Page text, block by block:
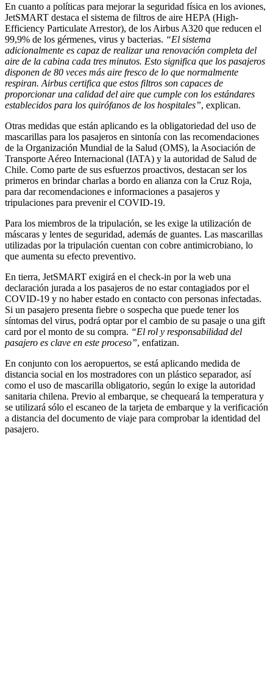
En cuanto a políticas para mejorar la seguridad física en los aviones,
JetSMART destaca el sistema de filtros de aire HEPA (High-
Efficiency Particulate Arrestor), de los Airbus A320 que reducen el
99,9% de los gérmenes, virus y bacterias. “El sistema
adicionalmente es capaz de realizar una renovación completa del
aire de la cabina cada tres minutos. Esto significa que los pasajeros
disponen de 80 veces más aire fresco de lo que normalmente
respiran. Airbus certifica que estos filtros son capaces de
proporcionar una calidad del aire que cumple con los estándares
establecidos para los quirófanos de los hospitales”, explican.
Otras medidas que están aplicando es la obligatoriedad del uso de
mascarillas para los pasajeros en sintonía con las recomendaciones
de la Organización Mundial de la Salud (OMS), la Asociación de
Transporte Aéreo Internacional (IATA) y la autoridad de Salud de
Chile. Como parte de sus esfuerzos proactivos, destacan ser los
primeros en brindar charlas a bordo en alianza con la Cruz Roja,
para dar recomendaciones e informaciones a pasajeros y
tripulaciones para prevenir el COVID-19.
Para los miembros de la tripulación, se les exige la utilización de
máscaras y lentes de seguridad, además de guantes. Las mascarillas
utilizadas por la tripulación cuentan con cobre antimicrobiano, lo
que aumenta su efecto preventivo.
En tierra, JetSMART exigirá en el check-in por la web una
declaración jurada a los pasajeros de no estar contagiados por el
COVID-19 y no haber estado en contacto con personas infectadas.
Si un pasajero presenta fiebre o sospecha que puede tener los
síntomas del virus, podrá optar por el cambio de su pasaje o una gift
card por el monto de su compra. “El rol y responsabilidad del
pasajero es clave en este proceso”, enfatizan.
En conjunto con los aeropuertos, se está aplicando medida de
distancia social en los mostradores con un plástico separador, así
como el uso de mascarilla obligatorio, según lo exige la autoridad
sanitaria chilena. Previo al embarque, se chequeará la temperatura y
se utilizará sólo el escaneo de la tarjeta de embarque y la verificación
a distancia del documento de viaje para comprobar la identidad del
pasajero.